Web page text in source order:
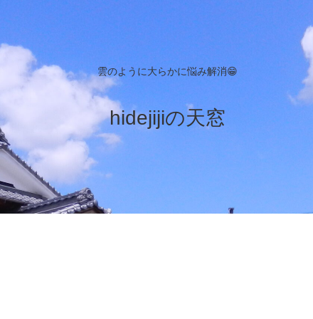
雲のように大らかに悩み解消😁
hidejijiの天窓